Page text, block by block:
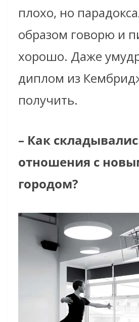
плохо, но
образом говорю и
хорошо. Даже
диплом из
получить.
– Как
отношения с
городом?